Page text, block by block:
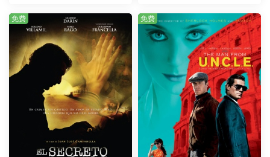
免费 免费